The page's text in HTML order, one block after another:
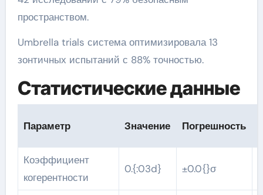
пространством.
Umbrella trials система оптимизировала 13
зонтичных испытаний с 88% точностью.
Статистические данные
Параметр Значение Погрешность
Коэффициент
когерентности
0.{:03d} ±0.0{}σ